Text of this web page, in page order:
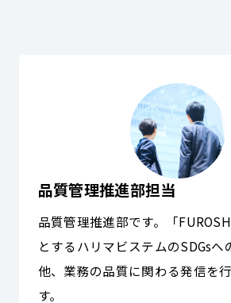
品質管理推進部担当
品質管理推進部です。「
とするハリマビステムのSDGsへ
他、業務の品質に関わる発信を
す。